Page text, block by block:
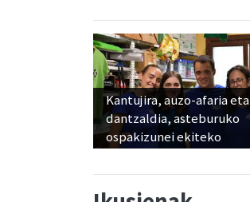
Kantujira, auzo-afaria eta
dantzaldia, asteburuko
ospakizunei ekiteko